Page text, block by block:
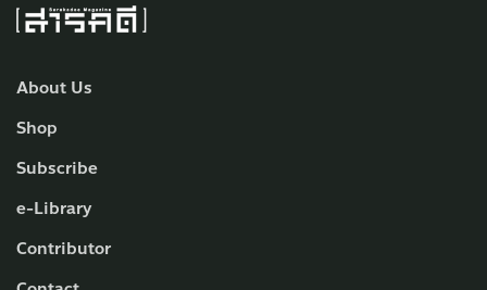
About Us
Shop
Subscribe
e-Library
Contributor